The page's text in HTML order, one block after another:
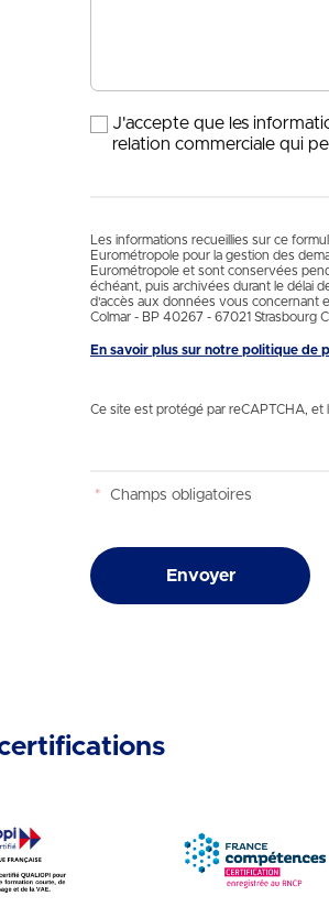
J'accepte que les
relation commerciale qui
Les informations recueillies sur ce
Eurométropole pour la gestion des
Eurométropole et sont conservées
échéant, puis archivées durant le délai
d'accès aux données vous concernant
Colmar - BP 40267 - 67021 Strasbourg
En savoir plus sur notre politique de
Ce site est protégé par reCAPTCHA, et
* Champs obligatoires
Envoyer